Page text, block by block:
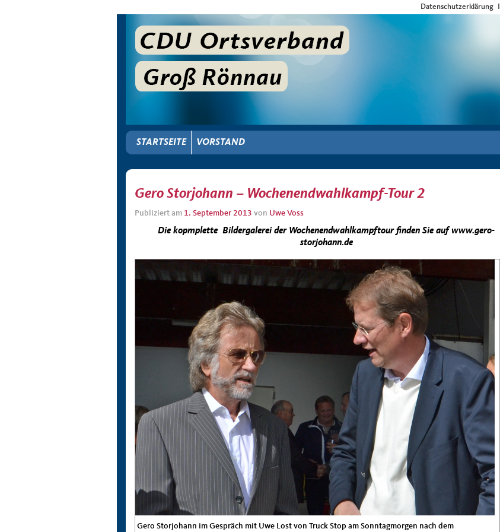
Datenschutzerklärung
STARTSEITE VORSTAND
Gero Storjohann – Wochenendwahlkampf-Tour 2
Publiziert am 1. September 2013 von Uwe Voss
Die kopmplette Bildergalerei der Wochenendwahlkampftour finden Sie auf www.gero-
storjohann.de
Gero Storjohann im Gespräch mit Uwe Lost von Truck Stop am Sonntagmorgen nach dem